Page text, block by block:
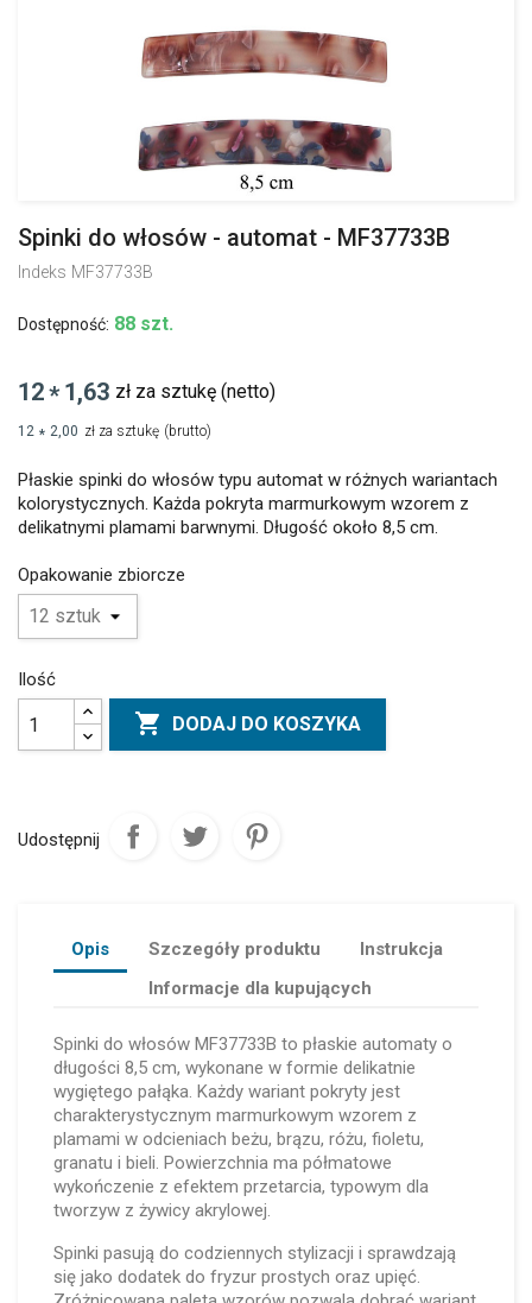
Spinki do włosów - automat - MF37733B
Indeks MF37733B
Dostępność: 88 szt.
12* 1,63 zł za sztukę (netto)
12 * 2,00 zł za sztukę (brutto)
Płaskie spinki do włosów typu automat w różnych wariantach
kolorystycznych. Każda pokryta marmurkowym wzorem z
delikatnymi plamami barwnymi. Długość około 8,5 cm.
Opakowanie zbiorcze
Ilość
 DODAJ DO KOSZYKA
Udostępnij
Opis Szczegóły produktu
Instrukcja
Informacje dla kupujących
Spinki do włosów MF37733B to płaskie automaty o
długości 8,5 cm, wykonane w formie delikatnie
wygiętego pałąka. Każdy wariant pokryty jest
charakterystycznym marmurkowym wzorem z
plamami w odcieniach beżu, brązu, różu, fioletu,
granatu i bieli. Powierzchnia ma półmatowe
wykończenie z efektem przetarcia, typowym dla
tworzyw z żywicy akrylowej.
Spinki pasują do codziennych stylizacji i sprawdzają
się jako dodatek do fryzur prostych oraz upięć.